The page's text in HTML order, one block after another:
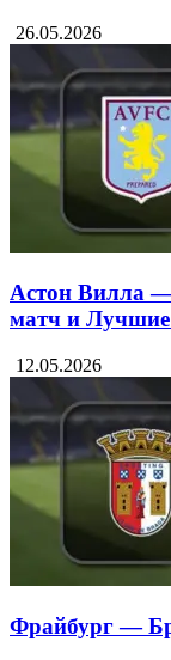
26.05.2026
Астон Вилла
матч и
12.05.2026
Фрайбург —